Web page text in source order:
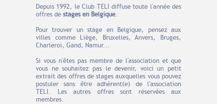
Depuis 1992, le Club TELI diffuse toute l'année des
offres de stages en Belgique.
Pour trouver un stage en Belgique, pensez aux
villes comme Liège, Bruxelles, Anvers, Bruges,
Charleroi, Gand, Namur...
Si vous n'êtes pas membre de l'association et que
vous ne souhaitez pas le devenir, voici un petit
extrait des offres de stages auxquelles vous pouvez
postuler sans être adhérent(e) de l'association
TELI. Les autres offres sont réservées aux
membres.